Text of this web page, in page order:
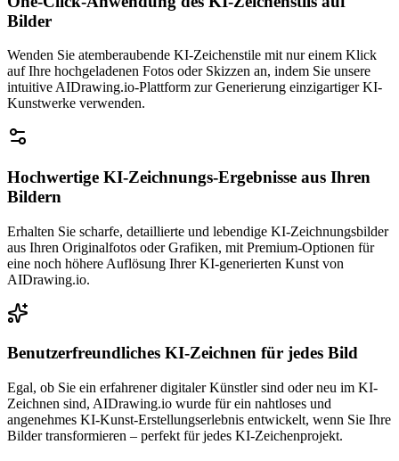
Bilder
Wenden Sie atemberaubende KI-Zeichenstile mit nur einem Klick
auf Ihre hochgeladenen Fotos oder Skizzen an, indem Sie unsere
intuitive AIDrawing.io-Plattform zur Generierung einzigartiger KI-
Kunstwerke verwenden.
Hochwertige KI-Zeichnungs-Ergebnisse aus Ihren
Bildern
Erhalten Sie scharfe, detaillierte und lebendige KI-Zeichnungsbilder
aus Ihren Originalfotos oder Grafiken, mit Premium-Optionen für
eine noch höhere Auflösung Ihrer KI-generierten Kunst von
AIDrawing.io.
Benutzerfreundliches KI-Zeichnen für jedes Bild
Egal, ob Sie ein erfahrener digitaler Künstler sind oder neu im KI-
Zeichnen sind, AIDrawing.io wurde für ein nahtloses und
angenehmes KI-Kunst-Erstellungserlebnis entwickelt, wenn Sie Ihre
Bilder transformieren – perfekt für jedes KI-Zeichenprojekt.